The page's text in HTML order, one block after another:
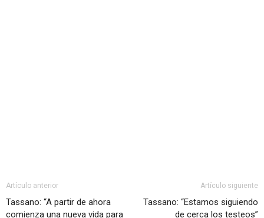
Artículo anterior
Tassano: “A partir de ahora
comienza una nueva vida para
Artículo siguiente
Tassano: “Estamos siguiendo
de cerca los testeos”